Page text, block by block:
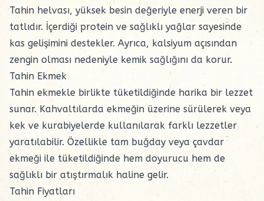
Tahin helvası, yüksek besin değeriyle enerji veren bir
tatlıdır. İçerdiği protein ve sağlıklı yağlar sayesinde
kas gelişimini destekler. Ayrıca, kalsiyum açısından
zengin olması nedeniyle kemik sağlığını da korur.
Tahin Ekmek
Tahin ekmekle birlikte tüketildiğinde harika bir lezzet
sunar. Kahvaltılarda ekmeğin üzerine sürülerek veya
kek ve kurabiyelerde kullanılarak farklı lezzetler
yaratılabilir. Özellikle tam buğday veya çavdar
ekmeği ile tüketildiğinde hem doyurucu hem de
sağlıklı bir atıştırmalık haline gelir.
Tahin Fiyatları